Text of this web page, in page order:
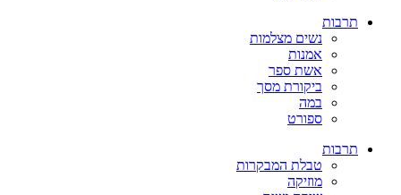
תרבות
נשים מצלמות
אמנות
אשת ספר
ביקורת מסך
במה
ספורט
תרבות
טבלת המבקרות
מוזיקה